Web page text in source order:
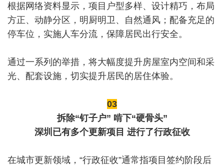
根据网络资料显示，项目户型多样、设计精巧，布局
方正、动静分区，明厨明卫、自然通风；配备充足的
停车位，实施人车分流，保障居民出行安全。
通过一系列的举措，将大幅度提升房屋室内空间和采
光、配套设施，切实提升居民的居住体验。
03
拆除“钉子户” 啃下“硬骨头”
深圳已有多个更新项目 进行了行政征收
在城市更新领域，“行政征收”通常指项目签约阶段后